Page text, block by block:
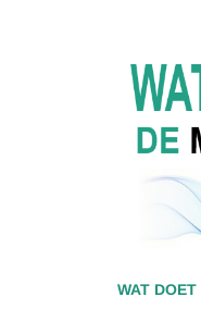
WAT DOET